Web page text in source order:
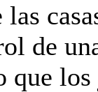
de
que